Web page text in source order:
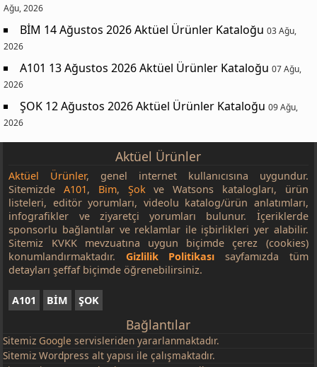
Ağu, 2026
BİM 14 Ağustos 2026 Aktüel Ürünler Kataloğu 03 Ağu,
2026
A101 13 Ağustos 2026 Aktüel Ürünler Kataloğu 07 Ağu,
2026
ŞOK 12 Ağustos 2026 Aktüel Ürünler Kataloğu 09 Ağu,
2026
Aktüel Ürünler
Aktüel Ürünler, genel internet kullanıcısına uygundur.
SitemizdeA101, Bim, Şokve Watsons katalogları, ürün
listeleri, editör yorumları, videolu katalog/ürün anlatımları,
infografikler ve ziyaretçi yorumları bulunur. İçeriklerde
sponsorlu bağlantılar ve reklamlar ile işbirlikleri yer alabilir.
Sitemiz KVKK mevzuatına uygun biçimde çerez (cookies)
konumlandırmaktadır. Gizlilik Politikası sayfamızda tüm
detayları şeffaf biçimde öğrenebilirsiniz.
A101 BİM ŞOK
Bağlantılar
Sitemiz Google servisleriden yararlanmaktadır.
Sitemiz Wordpress alt yapısı ile çalışmaktadır.